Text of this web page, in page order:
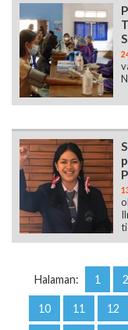
Halaman: 1 2
10 11 12